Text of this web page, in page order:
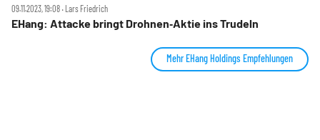
09.11.2023, 19:08 ‧ Lars Friedrich
EHang: Attacke bringt Drohnen‑Aktie ins Trudeln
Mehr EHang Holdings Empfehlungen